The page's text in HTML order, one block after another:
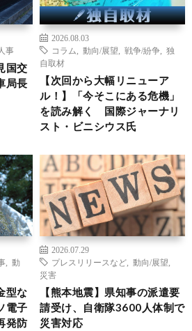
事
国交
局長
2026.08.03
コラム
動向/展望 戦争/紛争
独
自取材
【次回から大幅リニューア
ル！】「今そこにある危機」
を読み解く 国際ジャーナリ
スト・ビニシウス氏
動
型な
電子
発防
2026.07.29
プレスリリースなど
動向/展望
災害
【熊本地震】県知事の派遣要
請受け、自衛隊3600人体制で
災害対応